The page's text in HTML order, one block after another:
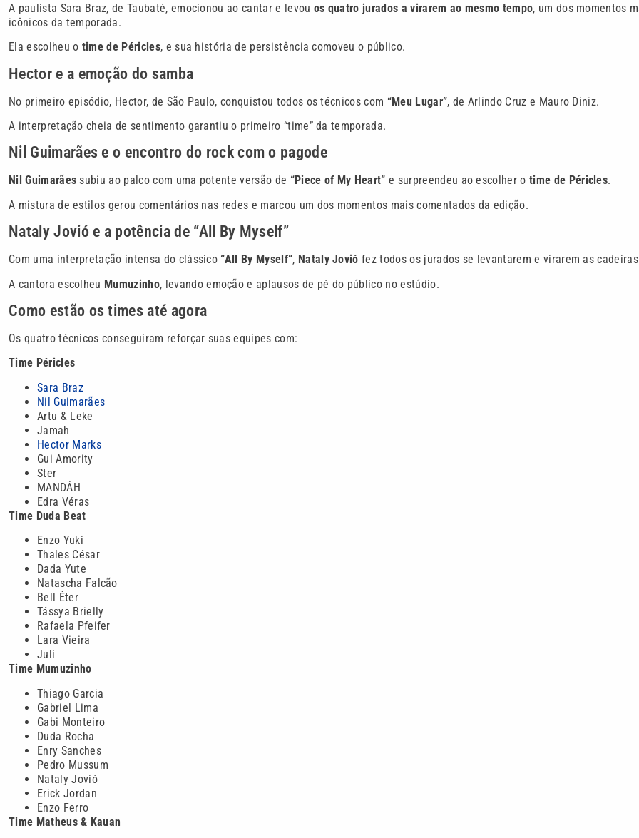
A paulista Sara Braz, de Taubaté, emocionou ao cantar e levou os quatro jurados a virarem ao mesmo tempo, um dos momentos
icônicos da temporada.
Ela escolheu o time de Péricles, e sua história de persistência comoveu o público.
Hector e a emoção do samba
No primeiro episódio, Hector, de São Paulo, conquistou todos os técnicos com “Meu Lugar”, de Arlindo Cruz e Mauro Diniz.
A interpretação cheia de sentimento garantiu o primeiro “time” da temporada.
Nil Guimarães e o encontro do rock com o pagode
Nil Guimarães subiu ao palco com uma potente versão de “Piece of My Heart” e surpreendeu ao escolher o time de Péricles.
A mistura de estilos gerou comentários nas redes e marcou um dos momentos mais comentados da edição.
Nataly Jovió e a potência de “All By Myself”
Com uma interpretação intensa do clássico “All By Myself”, Nataly Jovió fez todos os jurados se levantarem e virarem as
A cantora escolheu Mumuzinho, levando emoção e aplausos de pé do público no estúdio.
Como estão os times até agora
Os quatro técnicos conseguiram reforçar suas equipes com:
Time Péricles
Sara Braz
Nil Guimarães
Artu & Leke
Jamah
Hector Marks
Gui Amority
Ster
MANDÁH
Edra Véras
Time Duda Beat
Enzo Yuki
Thales César
Dada Yute
Natascha Falcão
Bell Éter
Tássya Brielly
Rafaela Pfeifer
Lara Vieira
Juli
Time Mumuzinho
Thiago Garcia
Gabriel Lima
Gabi Monteiro
Duda Rocha
Enry Sanches
Pedro Mussum
Nataly Jovió
Erick Jordan
Enzo Ferro
Time Matheus & Kauan